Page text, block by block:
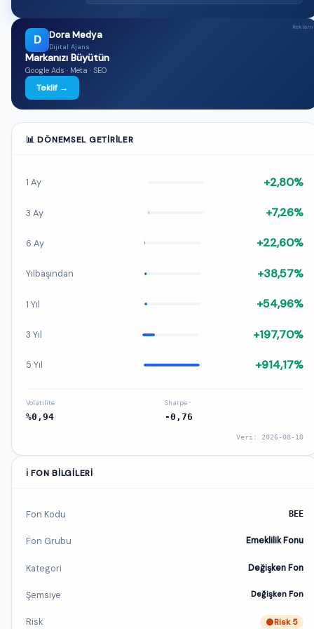
D Dora Medya
Dijital Ajans
Markanızı Büyütün
Google Ads · Meta · SEO
Teklif →
Reklam
📊 DÖNEMSEL GETIRILER
1 Ay +2,80%
3 Ay +7,26%
6 Ay +22,60%
Yılbaşından +38,57%
1 Yıl +54,96%
3 Yıl +197,70%
5 Yıl +914,17%
Volatilite
%0,94
Sharpe
-0,76
Veri: 2026-08-10
ℹ️ FON BILGILERI
Fon Kodu BEE
Fon Grubu Emeklilik Fonu
Kategori Değişken Fon
Şemsiye Değişken Fon
Risk Risk 5